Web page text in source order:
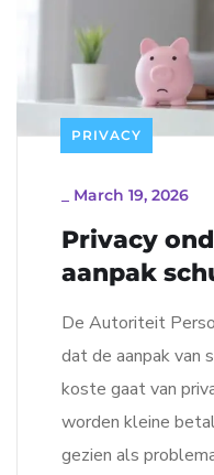
PRIVACY
March 19, 2026
Privacy
aanpak
De Autoriteit
dat de aanpak van
koste gaat van
worden kleine
gezien als